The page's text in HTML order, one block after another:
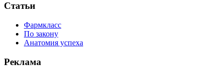
Статьи
Фармкласс
По закону
Анатомия успеха
Реклама